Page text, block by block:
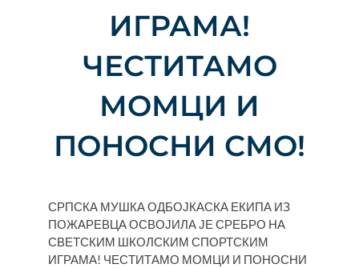
ИГРАМА!
ЧЕСТИТАМО
МОМЦИ И
ПОНОСНИ СМО!
СРПСКА МУШКА ОДБОЈКАСКА ЕКИПА ИЗ
ПОЖАРЕВЦА ОСВОЈИЛА ЈЕ СРЕБРО НА
СВЕТСКИМ ШКОЛСКИМ СПОРТСКИМ
ИГРАМА! ЧЕСТИТАМО МОМЦИ И ПОНОСНИ